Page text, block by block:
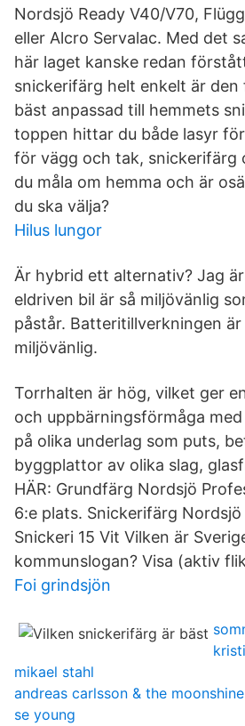
Nordsjö Ready V40/V70,
eller Alcro Servalac. Med det
här laget kanske redan
snickerifärg helt enkelt är den
bäst anpassad till hemmets
toppen hittar du både lasyr
för vägg och tak, snickerifärg
du måla om hemma och är
du ska välja?
Hilus lungor
Är hybrid ett alternativ? Jag
eldriven bil är så miljövänlig
påstår. Batteritillverkningen
miljövänlig.
Torrhalten är hög, vilket ger
och uppbärningsförmåga
på olika underlag som puts,
byggplattor av olika slag,
HÄR: Grundfärg Nordsjö
6:e plats. Snickerifärg
Snickeri 15 Vit Vilken är
kommunslogan? Visa (aktiv
Foi grindsjön
mikael stahl
andreas carlsson & the
se young